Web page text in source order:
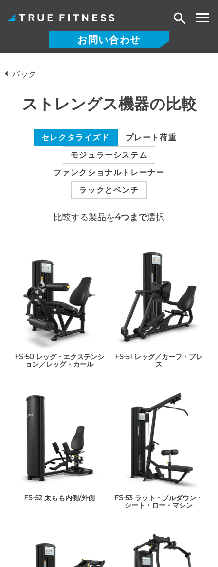
ン
お問い合わせ
検
バック
ストレングス機器の比較
セレクタライズド
プレート荷重
モジュラーシステム
ファンクショナルトレーナー
ラックとベンチ
比較する製品を4つまで選択
FS-50 レッグ・エクステンシ
ョン／レッグ・カール
FS-51 レッグ／カーフ・プレ
ス
FS-52 太もも内側/外側
FS-53 ラット・プルダウン・
シート・ロー・マシン